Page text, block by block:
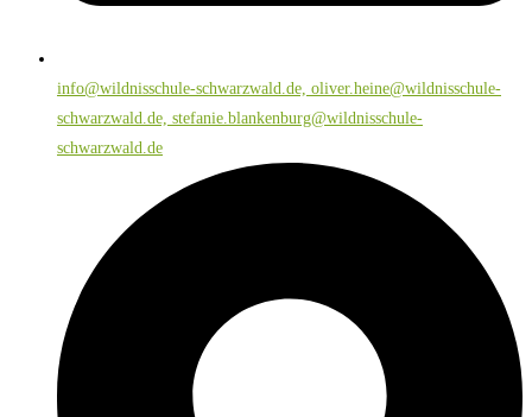
info@wildnisschule-schwarzwald.de, oliver.heine@wildnisschule-
schwarzwald.de, stefanie.blankenburg@wildnisschule-
schwarzwald.de